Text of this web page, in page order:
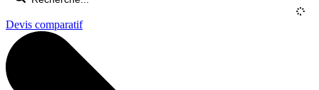
Devis comparatif